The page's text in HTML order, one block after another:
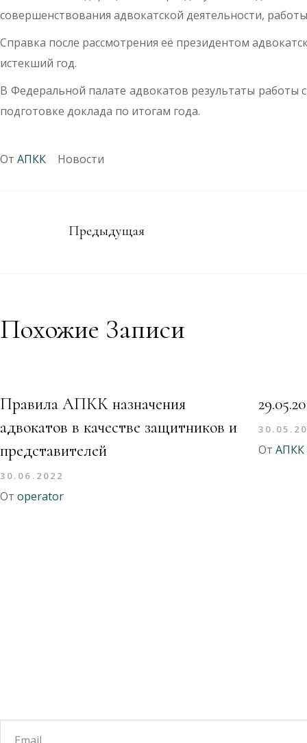
совершенствования адвокатской деятельности,
Справка после рассмотрения её президентом
истекший год.
В Федеральной палате адвокатов результаты работы
подготовке доклада по итогам года.
От АПКК Новости
Предыдущая
Похожие Записи
Правила АПКК назначения
адвокатов в качестве защитников и
представителей
30.06.2022
От operator
От АПКК